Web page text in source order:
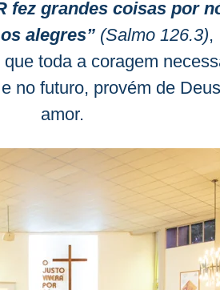
fez grandes coisas por
alegres” (Salmo 126.3),
toda a coragem
no futuro, provém de
amor.